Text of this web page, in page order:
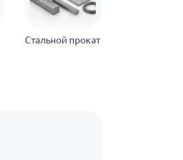
Стальной прокат